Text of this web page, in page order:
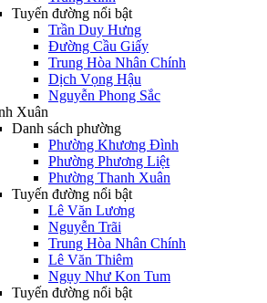
Tuyến đường nổi bật
Trần Duy Hưng
Đường Cầu Giấy
Trung Hòa Nhân Chính
Dịch Vọng Hậu
Nguyễn Phong Sắc
Xuân
Danh sách phường
Phường Khương Đình
Phường Phương Liệt
Phường Thanh Xuân
Tuyến đường nổi bật
Lê Văn Lương
Nguyễn Trãi
Trung Hòa Nhân Chính
Lê Văn Thiêm
Ngụy Như Kon Tum
Tuyến đường nổi bật